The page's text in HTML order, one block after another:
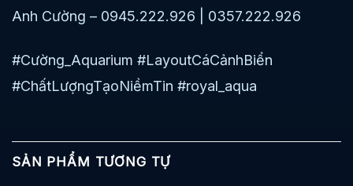
Anh Cường – 0945.222.926 | 0357.222.926
#Cường_Aquarium #LayoutCáCảnhBiển
#ChấtLượngTạoNiềmTin #royal_aqua
SẢN PHẨM TƯƠNG TỰ